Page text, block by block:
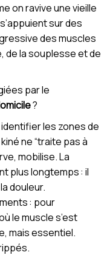
on ravive une vieille
sur des
des muscles
de la souplesse et de
par le
?
les zones de
ne “traite pas à
mobilise. La
plus longtemps : il
douleur.
: pour
le muscle s’est
mais essentiel.